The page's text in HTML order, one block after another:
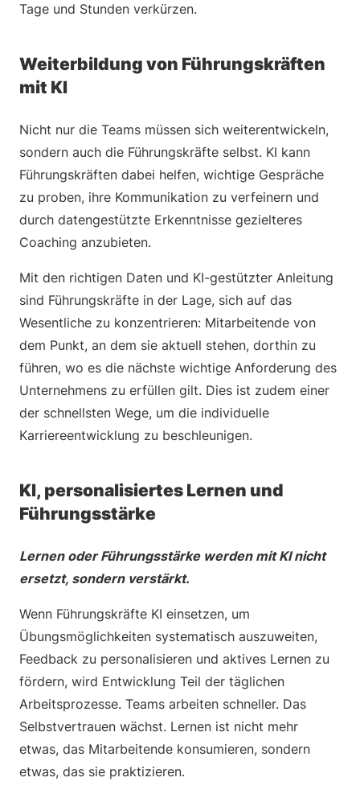
Tage und Stunden verkürzen.
Weiterbildung von Führungskräften
mit KI
Nicht nur die Teams müssen sich weiterentwickeln,
sondern auch die Führungskräfte selbst. KI kann
Führungskräften dabei helfen, wichtige Gespräche
zu proben, ihre Kommunikation zu verfeinern und
durch datengestützte Erkenntnisse gezielteres
Coaching anzubieten.
Mit den richtigen Daten und KI-gestützter Anleitung
sind Führungskräfte in der Lage, sich auf das
Wesentliche zu konzentrieren: Mitarbeitende von
dem Punkt, an dem sie aktuell stehen, dorthin zu
führen, wo es die nächste wichtige Anforderung des
Unternehmens zu erfüllen gilt. Dies ist zudem einer
der schnellsten Wege, um die individuelle
Karriereentwicklung zu beschleunigen.
KI, personalisiertes Lernen und
Führungsstärke
Lernen oder Führungsstärke werden mit KI nicht
ersetzt, sondern verstärkt.
Wenn Führungskräfte KI einsetzen, um
Übungsmöglichkeiten systematisch auszuweiten,
Feedback zu personalisieren und aktives Lernen zu
fördern, wird Entwicklung Teil der täglichen
Arbeitsprozesse. Teams arbeiten schneller. Das
Selbstvertrauen wächst. Lernen ist nicht mehr
etwas, das Mitarbeitende konsumieren, sondern
etwas, das sie praktizieren.